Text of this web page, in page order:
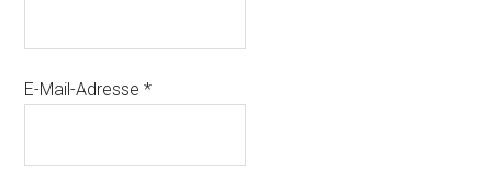
E-Mail-Adresse*